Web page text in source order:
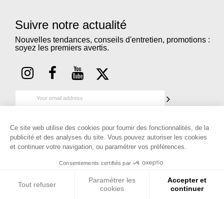
Suivre notre actualité
Nouvelles tendances, conseils d'entretien, promotions :
soyez les premiers avertis.
FEMME 
Ce site web utilise des cookies pour fournir des fonctionnalités, de la
publicité et des analyses du site. Vous pouvez autoriser les cookies
et continuer votre navigation, ou paramétrer vos préférences.
Consentements certifiés par
Tout refuser
Paramétrer les
cookies
Accepter et
continuer